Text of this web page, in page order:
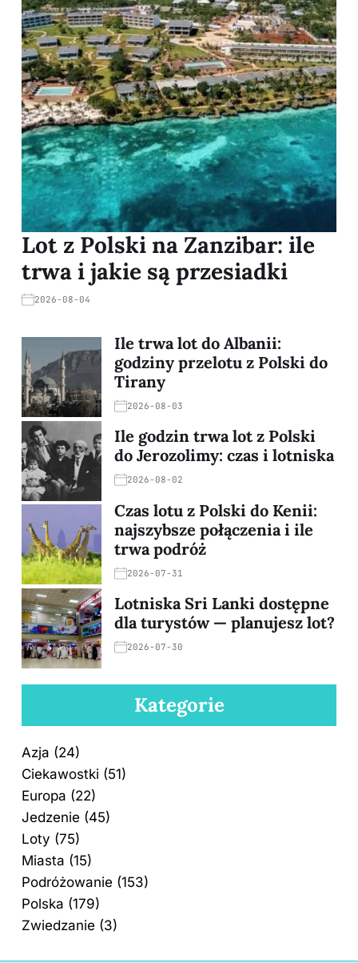
Lot z Polski na Zanzibar: ile
trwa i jakie są przesiadki
2026-08-04
Ile trwa lot do Albanii:
godziny przelotu z Polski do
Tirany
2026-08-03
Ile godzin trwa lot z Polski
do Jerozolimy: czas i lotniska
2026-08-02
Czas lotu z Polski do Kenii:
najszybsze połączenia i ile
trwa podróż
2026-07-31
Lotniska Sri Lanki dostępne
dla turystów — planujesz lot?
2026-07-30
Kategorie
Azja (24)
Ciekawostki (51)
Europa (22)
Jedzenie (45)
Loty (75)
Miasta (15)
Podróżowanie (153)
Polska (179)
Zwiedzanie (3)